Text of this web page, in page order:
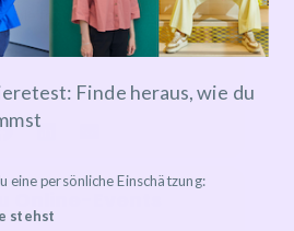
for sale any more for this
Finde heraus, wie du
eine persönliche Einschätzung:
stehst